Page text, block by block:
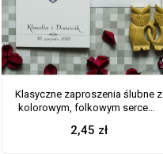
Klasyczne zaproszenia ślubne z
kolorowym, folkowym sercem.
2,45 zł